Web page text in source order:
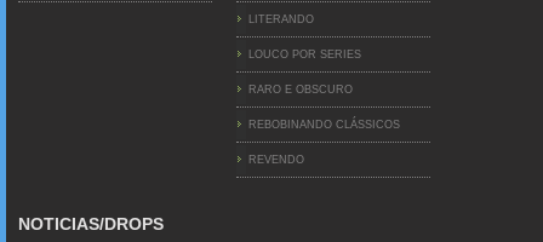
LITERANDO
LOUCO POR SERIES
RARO E OBSCURO
REBOBINANDO CLÁSSICOS
REVENDO
NOTICIAS/DROPS